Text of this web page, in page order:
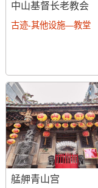
中山基督长老教会
古迹-其他设施—教堂
艋舺青山宫